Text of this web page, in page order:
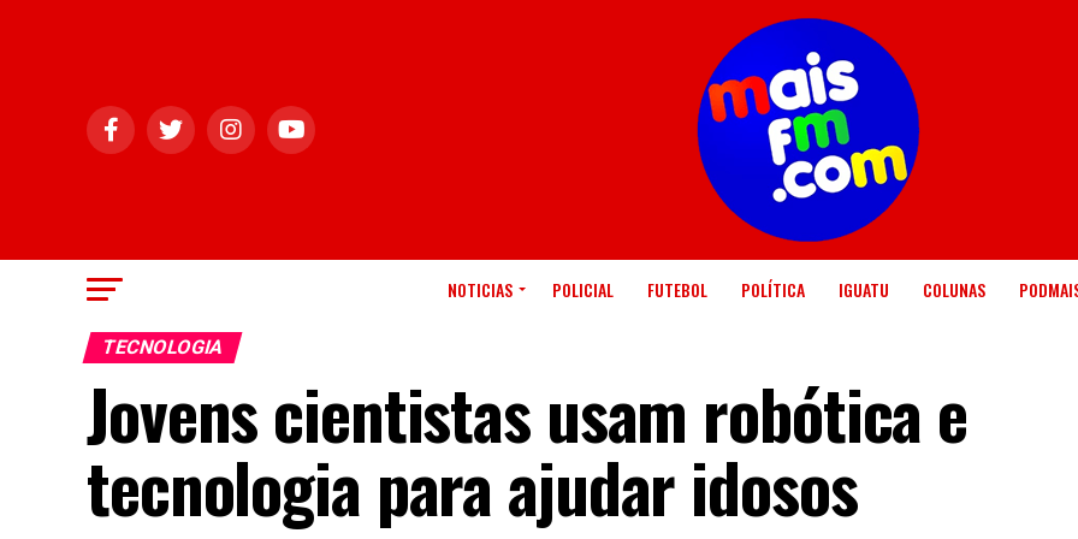
NOTICIAS POLICIAL FUTEBOL POLÍTICA IGUATU COLUNAS
TECNOLOGIA
Jovens cientistas usam robótica e
tecnologia para ajudar idosos